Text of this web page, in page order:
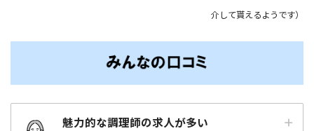
介して貰えるようです）
魅力的な調理師の求人が多い